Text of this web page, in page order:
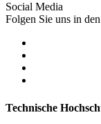
Social Media
Folgen Sie uns in
Technische